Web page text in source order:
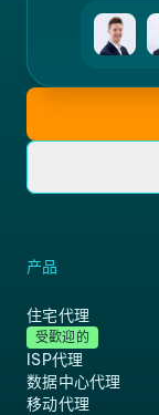
产品
住宅代理
受歡迎的
ISP代理
数据中心代理
移动代理